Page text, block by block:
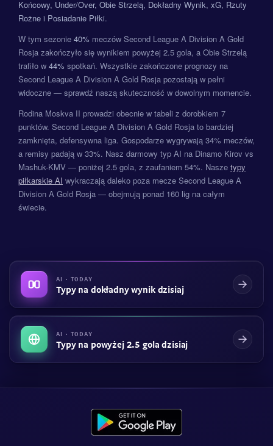
Końcowy, Under/Over, Obie Strzelą, Dokładny Wynik, xG, Rzuty
Rożne i Posiadanie Piłki.
W tym sezonie 40% meczów Second League A Division A Gold
Rosja zakończyło się wynikiem powyżej 2.5 gola, a Obie Strzelą
trafiło w 44% spotkań. Wszystkie zakończone prognozy na
Second League A Division A Gold Rosja pozostają w pełni
widoczne — sprawdź naszą skuteczność w dowolnym momencie.
Rodina Moskva II prowadzi obecnie w tabeli z dorobkiem 7
punktów. Second League A Division A Gold Rosja to bardziej
zamknięta, defensywna liga. Gospodarze wygrywają 34% meczów,
a remisy padają w 33%. Nasz darmowy typ AI na Dinamo Kirov vs
Mashuk-KMV — poniżej 2.5 gola, z zaufaniem 54%. Nasze typy
piłkarskie AI wykraczają daleko poza mecze Second League A
Division A Gold Rosja — obejmują ponad 160 lig na całym
świecie.
AI · TODAY
Typy na dokładny wynik dzisiaj
AI · TODAY
Typy na powyżej 2.5 gola dzisiaj